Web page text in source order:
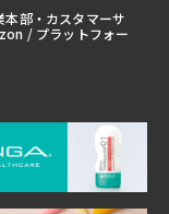
部・カスタマーサ
/ プラットフォー